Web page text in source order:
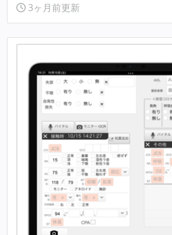
3ヶ月前更新